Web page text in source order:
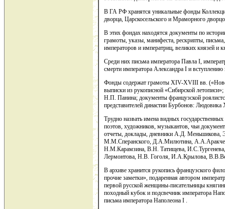
В ГА РФ хранятся уникальные фонды
дворца, Царскосельского и Мраморного
В этих фондах находятся документы по
грамоты, указы, манифеста, рескрипты,
императоров и императриц, великих князей и
Среди них письма императора Павла I,
смерти императора Александра I и
Фонды содержат грамоты XIV-XVIII вв.
выписки из рукописной «Сибирской
Н.П. Панина; документы французской
представителей династии Бурбонов:
Трудно назвать имена видных
поэтов, художников, музыкантов, чьи
отчеты, доклады, дневники А.Д.
М.М.Сперанского, Д.А.Милютина,
Н.М.Карамзина, В.Н. Татищева,
Лермонтова, Н.В. Гоголя, И.А.Крылова,
В архиве хранится рукопись французского
прочие заметки», подаренная автором
первой русской женщины-писательницы
походный кубок и подсвечник императора
письма императора Наполеона I .